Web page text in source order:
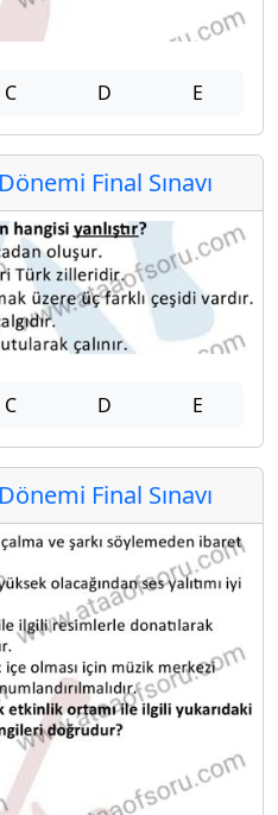
C D E
Final Sınavı
C D E
Final Sınavı